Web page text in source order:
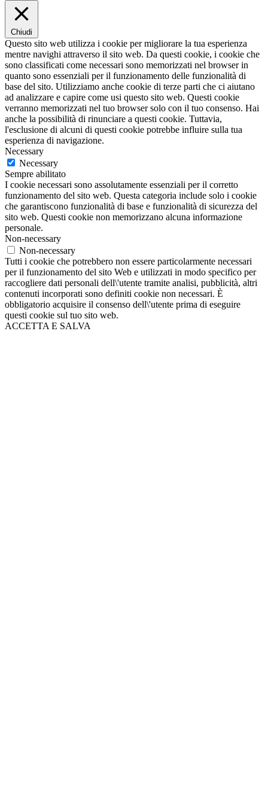
Chiudi
Questo sito web utilizza i cookie per migliorare la tua esperienza
mentre navighi attraverso il sito web. Da questi cookie, i cookie che
sono classificati come necessari sono memorizzati nel browser in
quanto sono essenziali per il funzionamento delle funzionalità di
base del sito. Utilizziamo anche cookie di terze parti che ci aiutano
ad analizzare e capire come usi questo sito web. Questi cookie
verranno memorizzati nel tuo browser solo con il tuo consenso. Hai
anche la possibilità di rinunciare a questi cookie. Tuttavia,
l'esclusione di alcuni di questi cookie potrebbe influire sulla tua
esperienza di navigazione.
Necessary
Necessary
Sempre abilitato
I cookie necessari sono assolutamente essenziali per il corretto
funzionamento del sito web. Questa categoria include solo i cookie
che garantiscono funzionalità di base e funzionalità di sicurezza del
sito web. Questi cookie non memorizzano alcuna informazione
personale.
Non-necessary
Non-necessary
Tutti i cookie che potrebbero non essere particolarmente necessari
per il funzionamento del sito Web e utilizzati in modo specifico per
raccogliere dati personali dell\'utente tramite analisi, pubblicità, altri
contenuti incorporati sono definiti cookie non necessari. È
obbligatorio acquisire il consenso dell\'utente prima di eseguire
questi cookie sul tuo sito web.
ACCETTA E SALVA